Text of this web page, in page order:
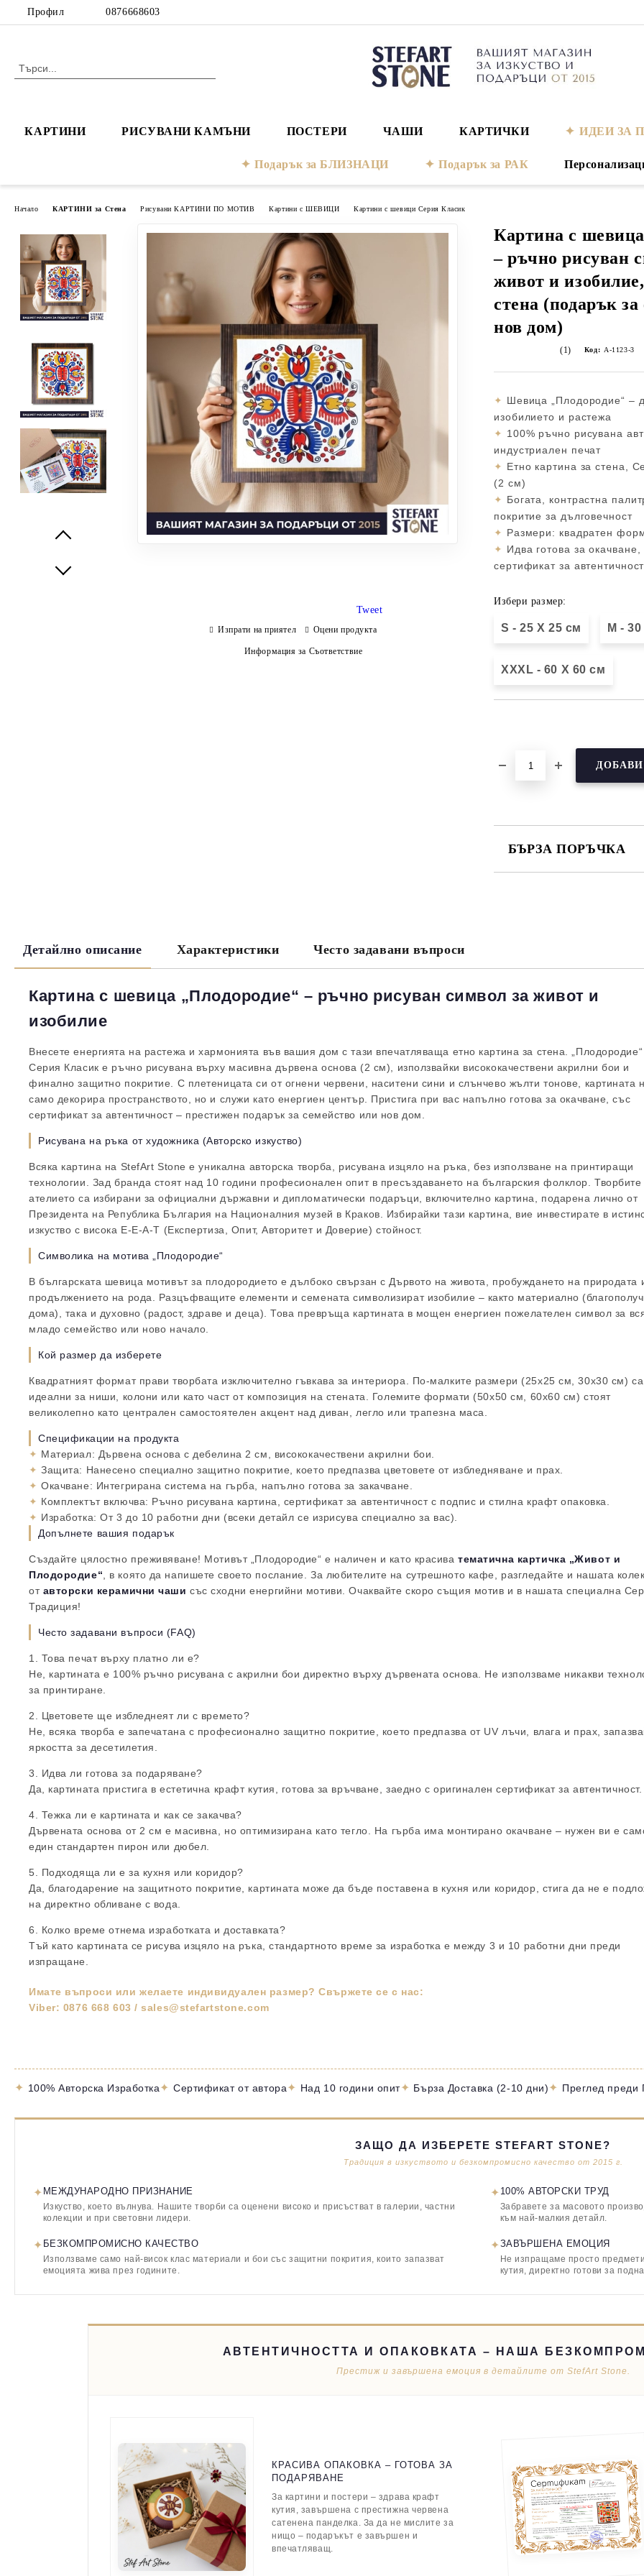
Профил 0876668603
КАРТИНИ РИСУВАНИ КАМЪНИ ПОСТЕРИ ЧАШИ КАРТИЧКИ ИДЕИ ЗА
Подарък за БЛИЗНАЦИ Подарък за РАК
Начало КАРТИНИ за Стена Рисувани КАРТИНИ ПО МОТИВ Картини с ШЕВИЦИ Картини с шевици Серия Класик
Картина с
– ръчно рисуван
живот и
стена (подарък
нов дом)
(1) Код: А-1123-3
✦ Шевица „Плодородие“ –
изобилието и растежа
✦ 100% ръчно рисувана
индустриален печат
✦ Етно картина за стена,
(2 см)
✦ Богата, контрастна
покритие за дълговечност
✦ Размери: квадратен
✦ Идва готова за
сертификат за
Избери размер:
S - 25 X 25 см М -
XXXL - 60 X 60 см
БЪРЗА ПОРЪЧКА
Tweet
Изпрати на приятел Оцени продукта
Информация за Съответствие
Детайлно описание Характеристики Често задавани въпроси
Картина с шевица „Плодородие“ – ръчно рисуван символ за живот и
изобилие
Внесете енергията на растежа и хармонията във вашия дом с тази впечатляваща етно картина за стена. „Плодородие“
Серия Класик е ръчно рисувана върху масивна дървена основа (2 см), използвайки висококачествени акрилни бои и
финално защитно покритие. С плетеницата си от огнени червени, наситени сини и слънчево жълти тонове, картината
само декорира пространството, но и служи като енергиен център. Пристига при вас напълно готова за окачване, със
сертификат за автентичност – престижен подарък за семейство или нов дом.
Рисувана на ръка от художника (Авторско изкуство)
Всяка картина на StefArt Stone е уникална авторска творба, рисувана изцяло на ръка, без използване на принтиращи
технологии. Зад бранда стоят над 10 години професионален опит в пресъздаването на българския фолклор. Творбите
ателието са избирани за официални държавни и дипломатически подаръци, включително картина, подарена лично от
Президента на Република България на Националния музей в Краков. Избирайки тази картина, вие инвестирате в
изкуство с висока E-E-A-T (Експертиза, Опит, Авторитет и Доверие) стойност.
Символика на мотива „Плодородие“
В българската шевица мотивът за плодородието е дълбоко свързан с Дървото на живота, пробуждането на природата
продължението на рода. Разцъфващите елементи и семената символизират изобилие – както материално
дома), така и духовно (радост, здраве и деца). Това превръща картината в мощен енергиен пожелателен символ за
младо семейство или ново начало.
Кой размер да изберете
Квадратният формат прави творбата изключително гъвкава за интериора. По-малките размери (25х25 см, 30х30 см) са
идеални за ниши, колони или като част от композиция на стената. Големите формати (50х50 см, 60х60 см) стоят
великолепно като централен самостоятелен акцент над диван, легло или трапезна маса.
Спецификации на продукта
✦ Материал: Дървена основа с дебелина 2 см, висококачествени акрилни бои.
✦ Защита: Нанесено специално защитно покритие, което предпазва цветовете от избледняване и прах.
✦ Окачване: Интегрирана система на гърба, напълно готова за закачване.
✦ Комплектът включва: Ръчно рисувана картина, сертификат за автентичност с подпис и стилна крафт опаковка.
✦ Изработка: От 3 до 10 работни дни (всеки детайл се изрисува специално за вас).
Допълнете вашия подарък
Създайте цялостно преживяване! Мотивът „Плодородие“ е наличен и като красиватематична картичка „Живот и
Плодородие“ , в която да напишете своето послание. За любителите на сутрешното кафе, разгледайте и нашата
от авторски керамични чаши със сходни енергийни мотиви.Очаквайте скоро същия мотив и в нашата специална
Традиция!
Често задавани въпроси (FAQ)
1. Това печат върху платно ли е?
Не, картината е 100% ръчно рисувана с акрилни бои директно върху дървената основа. Не използваме никакви
за принтиране.
2. Цветовете ще избледнеят ли с времето?
Не, всяка творба е запечатана с професионално защитно покритие, което предпазва от UV лъчи, влага и прах,
яркостта за десетилетия.
3. Идва ли готова за подаряване?
Да, картината пристига в естетична крафт кутия, готова за връчване, заедно с оригинален сертификат за автентичност.
4. Тежка ли е картината и как се закачва?
Дървената основа от 2 см е масивна, но оптимизирана като тегло. На гърба има монтирано окачване – нужен ви е
един стандартен пирон или дюбел.
5. Подходяща ли е за кухня или коридор?
Да, благодарение на защитното покритие, картината може да бъде поставена в кухня или коридор, стига да не е
на директно обливане с вода.
6. Колко време отнема изработката и доставката?
Тъй като картината се рисува изцяло на ръка, стандартното време за изработка е между 3 и 10 работни дни преди
изпращане.
Имате въпроси или желаете индивидуален размер? Свържете се с нас:
Viber: 0876 668 603 / sales@stefartstone.com
✦ 100% Авторска Изработка✦ Сертификат от автора✦ Над 10 години опит✦ Бърза Доставка (2-10 дни)✦ Преглед
ЗАЩО ДА ИЗБЕРЕТЕ STEFART STONE?
Традиция в изкуството и безкомпромисно качество от 2015 г.
✦ МЕЖДУНАРОДНО ПРИЗНАНИЕ
Изкуство, което вълнува. Нашите творби са оценени високо и присъстват в галерии, частни
колекции и при световни лидери.
✦ 100% АВТОРСКИ ТРУД
Забравете за масовото
към най-малкия детайл.
✦ БЕЗКОМПРОМИСНО КАЧЕСТВО
Използваме само най-висок клас материали и бои със защитни покрития, които запазват
емоцията жива през годините.
✦ЗАВЪРШЕНА ЕМОЦИЯ
Не изпращаме просто
кутия, директно готови за
АВТЕНТИЧНОСТТА И ОПАКОВКАТА – НАША
Престиж и завършена емоция в детайлите от StefArt Stone.
КРАСИВА ОПАКОВКА – ГОТОВА ЗА
ПОДАРЯВАНЕ
За картини и постери – здрава крафт
кутия, завършена с престижна червена
сатенена панделка. За да не мислите за
нищо – подаръкът е завършен и
впечатляващ.